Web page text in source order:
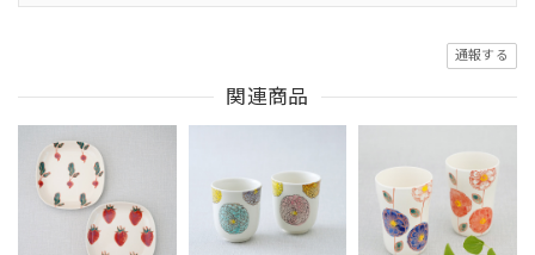
通報する
関連商品